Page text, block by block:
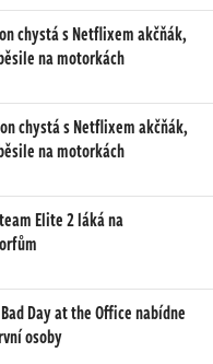
chystá s Netflixem akčňák,
na motorkách
chystá s Netflixem akčňák,
na motorkách
Elite 2 láká na
Day at the Office nabídne
osoby